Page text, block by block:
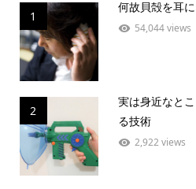
1
何故貝殻を耳
54,044 views
2
実は身近なと
る技術
2,922 views